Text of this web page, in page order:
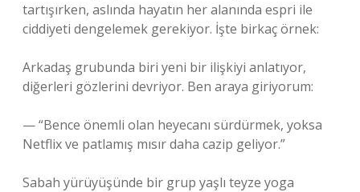
tartışırken, aslında hayatın her alanında espri ile
ciddiyeti dengelemek gerekiyor. İşte birkaç örnek:
Arkadaş grubunda biri yeni bir ilişkiyi anlatıyor,
diğerleri gözlerini devriyor. Ben araya giriyorum:
— “Bence önemli olan heyecanı sürdürmek, yoksa
Netflix ve patlamış mısır daha cazip geliyor.”
Sabah yürüyüşünde bir grup yaşlı teyze yoga